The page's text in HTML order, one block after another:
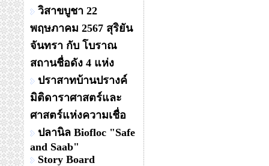
วิสาขบูชา 22
พฤษภาคม 2567 สุริยัน
จันทรา กับ โบราณ
สถานชื่อดัง 4 แห่ง
ปราสาทบ้านปรางค์
มิติดาราศาสตร์และ
ศาสตร์แห่งความเชื่อ
ปลานิล Biofloc "Safe
and Saab"
Story Board